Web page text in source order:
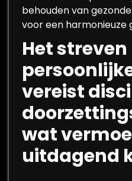
behouden van
voor een harmonieuze
Het
vereist
wat
uitdagend